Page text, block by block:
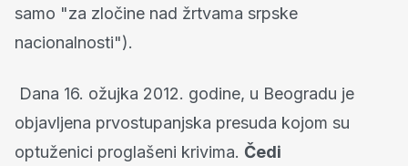
samo "za zločine nad žrtvama srpske
nacionalnosti").
Dana 16. ožujka 2012. godine, u Beogradu je
objavljena prvostupanjska presuda kojom su
optuženici proglašeni krivima. Čedi